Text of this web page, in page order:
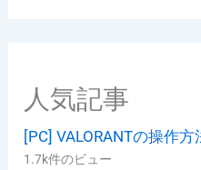
人気記事
[PC] VALORANTの操作
1.7k件のビュー